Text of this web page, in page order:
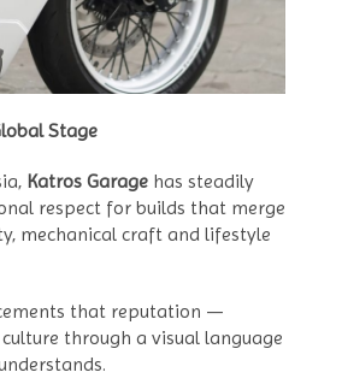
Stage
Katros Garage has steadily
respect for builds that merge
mechanical craft and lifestyle
that reputation —
through a visual language